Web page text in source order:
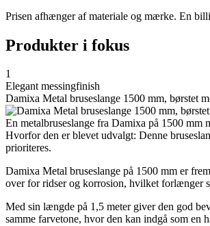
Prisen afhænger af materiale og mærke. En
Produkter i fokus
1
Elegant messingfinish
Damixa Metal bruseslange 1500 mm, børstet
En metalbruseslange fra Damixa på 1500 mm
Hvorfor den er blevet udvalgt: Denne
prioriteres.
Damixa Metal bruseslange på 1500 mm er
over for ridser og korrosion, hvilket forlænger
Med sin længde på 1,5 meter giver den god
samme farvetone, hvor den kan indgå som en